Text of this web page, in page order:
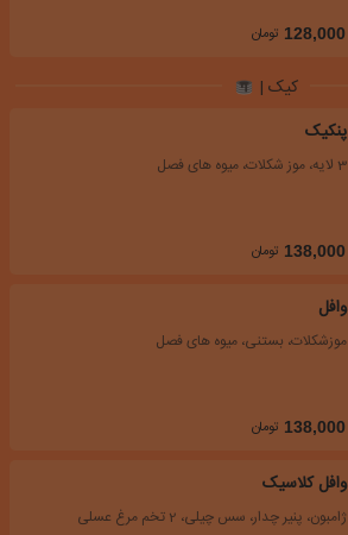
128,000 تومان
کیک |
پنکیک
3 لایه، موز شکلات، میوه های فصل
138,000 تومان
وافل
موزشکلات، بستنی، میوه های فصل
138,000 تومان
وافل کلاسیک
ژامبون، پنیر چدار، سس چیلی، 2 تخم مرغ عسلی